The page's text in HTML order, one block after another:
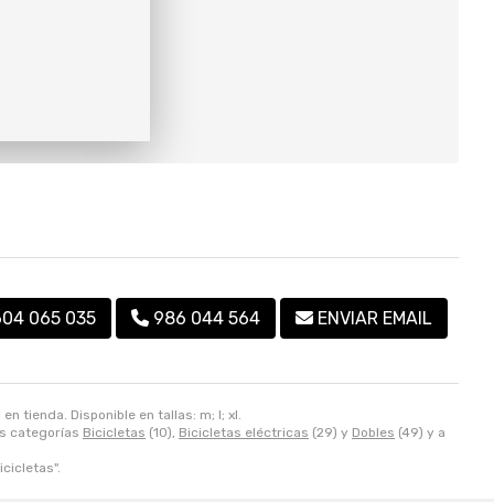
tienda. Disponible en tallas: m; l; xl.
categorías Bicicletas (10), Bicicletas eléctricas (29) y Dobles (49) y a
065 035 986 044 564 ENVIAR EMAIL